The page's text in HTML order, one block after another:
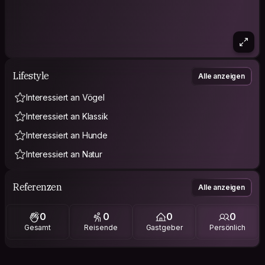
Lifestyle Alle anzeigen
Interessiert an Vögel
Interessiert an Klassik
Interessiert an Hunde
Interessiert an Natur
Referenzen Alle anzeigen
0
Gesamt
0
Reisende
0
Gastgeber
0
Persönlich